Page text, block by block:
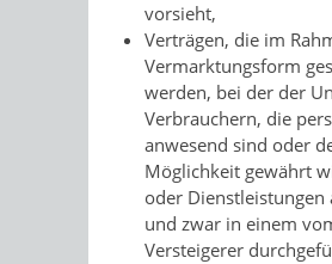
vorsieht,
Verträgen, die im
Vermarktungsform
werden, bei der der
Verbrauchern, die
anwesend sind oder
Möglichkeit gewährt
oder Dienstleistungen
und zwar in einem
Versteigerer